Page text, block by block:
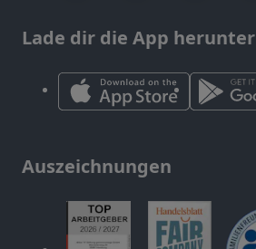
Lade dir die App herunter
Auszeichnungen